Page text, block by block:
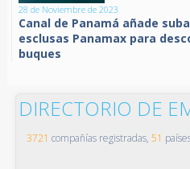
28 de Noviembre de 2023
Canal de Panamá añade
esclusas Panamax para
buques
DIRECTORIO DE
3721 compañías registradas, 51